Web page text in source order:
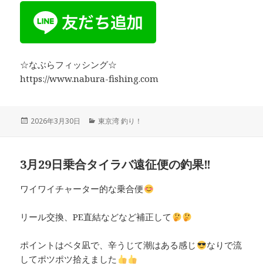
☆なぶらフィッシング☆
https://www.nabura-fishing.com
投
2026年3月30日
カ
ー
東京湾 釣り！
3月29日乗合タイラバ遠征便の釣果‼︎
ワイワイチャーター的な乗合便
リール交換、PE直結などなど補正して
ポイントはベタ凪で、辛うじて潮はある感じ
なりで流
してポツポツ拾えました